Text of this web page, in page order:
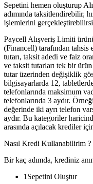
Sepetini hemen oluşturup
adımında taksitlendirebilir,
işlemlerini
Paycell Alışveriş Limiti
(Financell) tarafından
tutarı, taksit adedi ve faiz
ve taksit tutarları tek bir
tutar üzerinden değişiklik
bilgisayarlarda 12,
telefonlarında maksimum
telefonlarında 3 aydır.
değerinde iki ayrı telefon
aydır. Bu kategoriler
arasında açılacak krediler
Nasıl Kredi Kullanabilirim ?
Bir kaç adımda, krediniz
1 Sepetini Oluştur